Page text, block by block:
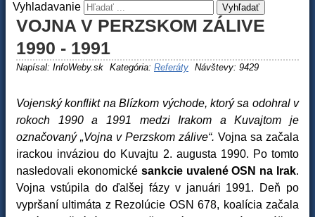
Vyhladavanie Vyhľadať
VOJNA V PERZSKOM ZÁLIVE
1990 - 1991
Napísal: InfoWeby.sk Kategória: Referáty Návštevy: 9429
Vojenský konflikt na Blízkom východe, ktorý sa odohral v
rokoch 1990 a 1991 medzi Irakom a Kuvajtom je
označovaný „Vojna v Perzskom zálive“. Vojna sa začala
irackou inváziou do Kuvajtu 2. augusta 1990. Po tomto
nasledovali ekonomické sankcie uvalené OSN na Irak.
Vojna vstúpila do ďalšej fázy v januári 1991. Deň po
vypršaní ultimáta z Rezolúcie OSN 678, koalícia začala